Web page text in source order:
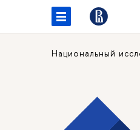
Национальный